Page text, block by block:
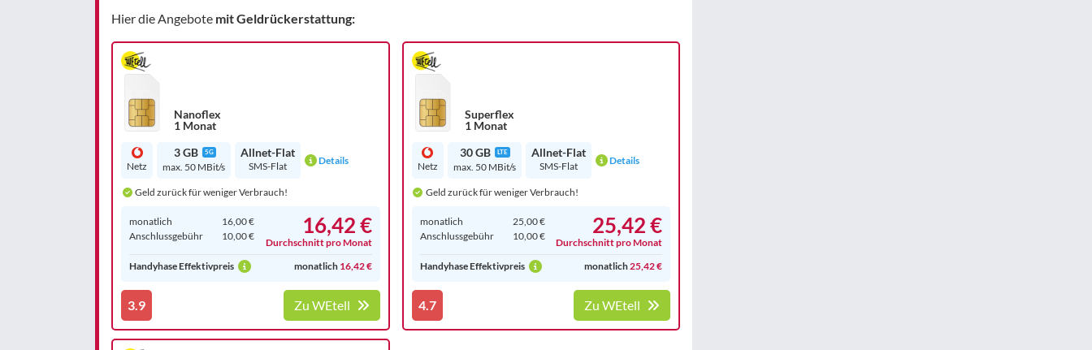
Hier die Angebote mit Geldrückerstattung:
Nanoflex
1 Monat
Netz
3 GB 5G
max. 50 MBit/s
Allnet-Flat
SMS-Flat Details
Geld zurück für weniger Verbrauch!
monatlich
16,00 €
Anschluss­gebühr
10,00 € 16,42 €
Durchschnitt pro Monat
Handyhase Effektivpreis
monatlich 16,42 €
3.9 Zu WEtell
Superflex
1 Monat
Netz
30 GB LTE
max. 50 MBit/s
Allnet-Flat
SMS-Flat Details
Geld zurück für weniger Verbrauch!
monatlich
25,00 €
Anschluss­gebühr
10,00 € 25,42 €
Durchschnitt pro Monat
Handyhase Effektivpreis
monatlich25,42 €
4.7 Zu WEtell